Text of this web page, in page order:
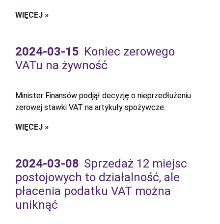
WIĘCEJ »
2024-03-15 Koniec zerowego
VATu na żywność
Minister Finansów podjął decyzję o nieprzedłużeniu
zerowej stawki VAT na artykuły spożywcze.
WIĘCEJ »
2024-03-08 Sprzedaż 12 miejsc
postojowych to działalność, ale
płacenia podatku VAT można
uniknąć